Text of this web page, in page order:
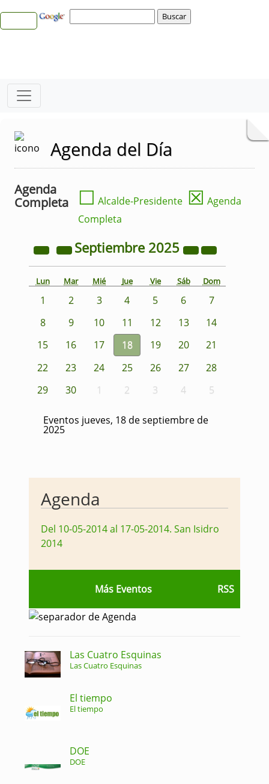
Agenda del Día
Agenda
Completa
☐ Alcalde-Presidente ☒ Agenda
Completa
Septiembre 2025
Lun Mar Mié Jue Vie Sáb Dom
1 2 3 4 5 6
7
8
9 10 11 12 13
14
15
16 17 18 19 20
21
22
23 24 25 26 27
28
29
30 1 2 3 4 5
Eventos jueves, 18 de septiembre de
2025
Agenda
Del 10-05-2014 al 17-05-2014. San Isidro
2014
Más Eventos RSS
Las Cuatro Esquinas
Las Cuatro Esquinas
El tiempo
El tiempo
DOE
DOE